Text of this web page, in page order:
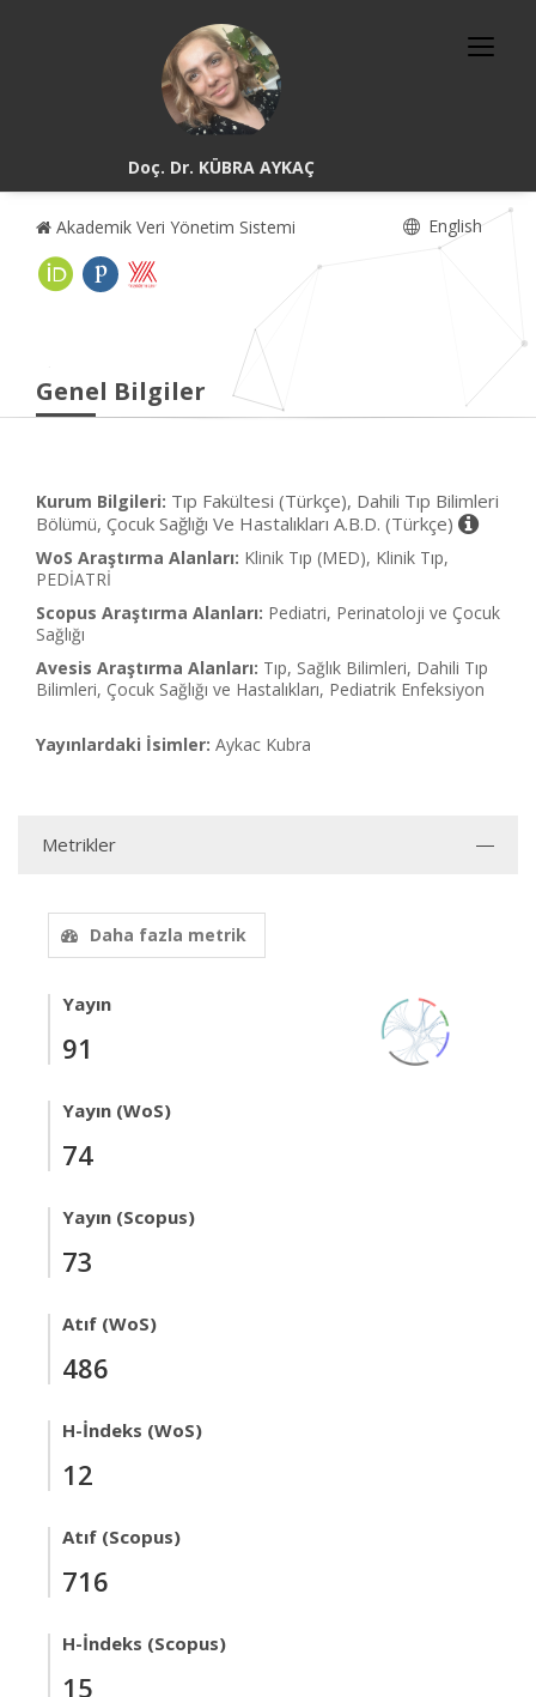
Doç. Dr. KÜBRA AYKAÇ
Akademik Veri Yönetim Sistemi English
Genel Bilgiler
Kurum Bilgileri: Tıp Fakültesi (Türkçe), Dahili Tıp Bilimleri
Bölümü, Çocuk Sağlığı Ve Hastalıkları A.B.D. (Türkçe)
WoS Araştırma Alanları: Klinik Tıp (MED), Klinik Tıp,
PEDİATRİ
Scopus Araştırma Alanları: Pediatri, Perinatoloji ve Çocuk
Sağlığı
Avesis Araştırma Alanları: Tıp, Sağlık Bilimleri, Dahili Tıp
Bilimleri, Çocuk Sağlığı ve Hastalıkları, Pediatrik Enfeksiyon
Yayınlardaki İsimler: Aykac Kubra
Metrikler
Daha fazla metrik
Yayın
91
Yayın (WoS)
74
Yayın (Scopus)
73
Atıf (WoS)
486
H-İndeks (WoS)
12
Atıf (Scopus)
716
H-İndeks (Scopus)
15